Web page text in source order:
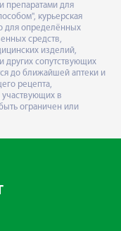
препаратами для
курьерская
для определённых
средств,
изделий,
других сопутствующих
до ближайшей аптеки и
рецепта,
в
ограничен или